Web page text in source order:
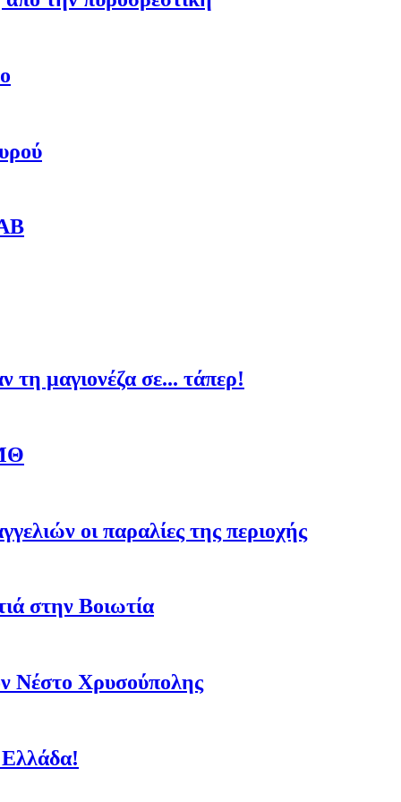
τη μαγιονέζα σε... τάπερ!
οι παραλίες της περιοχής
στην Βοιωτία
Νέστο Χρυσούπολης
Ελλάδα!